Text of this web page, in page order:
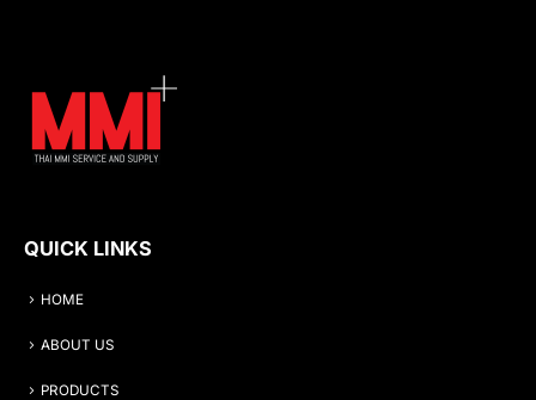
QUICK LINKS
HOME
ABOUT US
PRODUCTS